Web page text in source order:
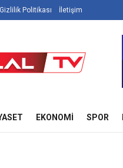
Gizlilik Politikası İletişim
EKONOMI SPOR